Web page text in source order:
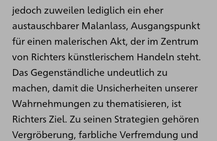
jedoch zuweilen lediglich ein eher
austauschbarer Malanlass, Ausgangspunkt
für einen malerischen Akt, der im Zentrum
von Richters künstlerischem Handeln steht.
Das Gegenständliche undeutlich zu
machen, damit die Unsicherheiten unserer
Wahrnehmungen zu thematisieren, ist
Richters Ziel. Zu seinen Strategien gehören
Vergröberung, farbliche Verfremdung und